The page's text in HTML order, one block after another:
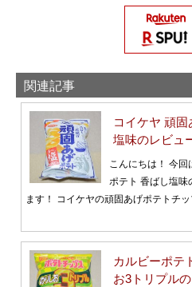
関連記事
コイケヤ 頑
塩味のレビュ
こんにちは！ 今回
ポテト 香ばし塩味
ます！ コイケヤの頑固あげポテトチ
カルビーポテ
お3トリプル